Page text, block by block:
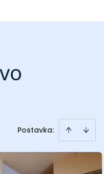
Postavka: